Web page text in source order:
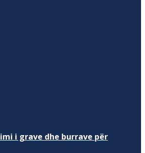
i grave dhe burrave për